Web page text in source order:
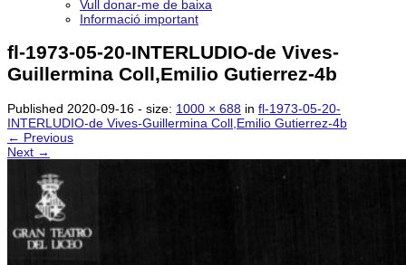
Vull donar-me de baixa
Informació important
fl-1973-05-20-INTERLUDIO-de Vives-
Guillermina Coll,Emilio Gutierrez-4b
Published 2020-09-16 - size: 1000 × 688 in fl-1973-05-20-
INTERLUDIO-de Vives-Guillermina Coll,Emilio Gutierrez-4b
← Previous
Next →